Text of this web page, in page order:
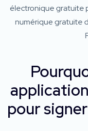
électronique gratuite
numérique gratuite
pour